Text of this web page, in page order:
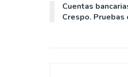
Cuentas
Crespo.